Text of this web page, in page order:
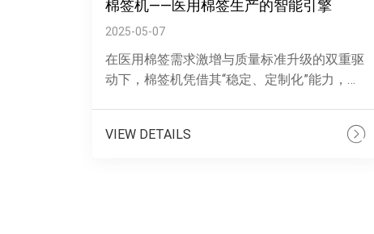
棉签机——医用棉签生产的智能引擎
2025-05-07
在医用棉签需求激增与质量标准升级的双重驱
动下，棉签机凭借其“稳定、定制化”能力，成
VIEW DETAILS